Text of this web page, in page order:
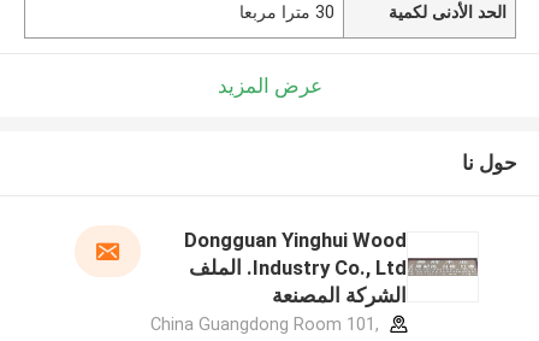
الحد الأدنى لكمية 30 مترا مربعا
عرض المزيد
حول نا
Dongguan Yinghui Wood
Industry Co., Ltd. الملف
الشركة المصنعة
China Guangdong Room 101,